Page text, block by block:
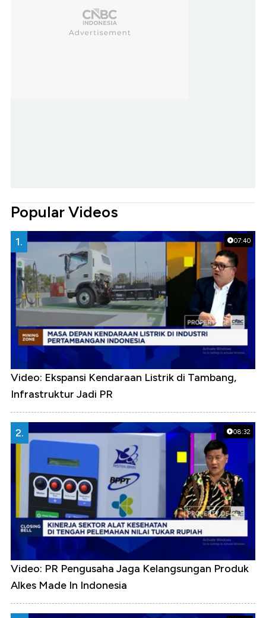
Popular Videos
07:40
1.
Video: Ekspansi Kendaraan Listrik di Tambang,
Infrastruktur Jadi PR
08:32
2.
Video: PR Pengusaha Jaga Kelangsungan Produk
Alkes Made In Indonesia